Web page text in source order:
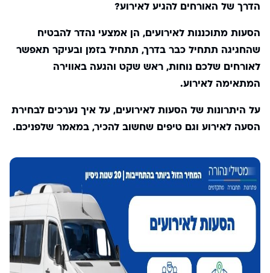
הדרך של האורחים להגיע לאירוע?
הסעות מתוכננות לאירועים, הן אמצעי נהדר להבטיח
שהחגיגה תתחיל כבר בדרך, תתחיל בזמן ובעיקר תאפשר
לאורחים שלכם נוחות, ראש שקט והגעה באווירה
המתאימה לאירוע.
על היתרונות של הסעות לאירועים, על איך נערכים לבחירת
הסעה לאירוע וגם טיפים שחשוב להכיר, במאמר שלפניכם.